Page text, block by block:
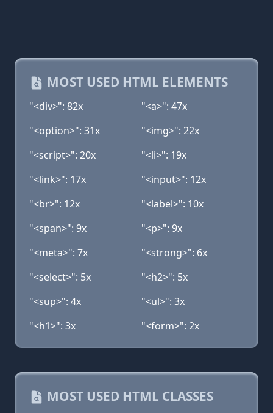
MOST USED HTML ELEMENTS
"<div>": 82x
"<a>": 47x
"<option>": 31x
"<img>": 22x
"<script>": 20x
"<li>": 19x
"<link>": 17x
"<input>": 12x
"<br>": 12x
"<label>": 10x
"<span>": 9x
"<p>": 9x
"<meta>": 7x
"<strong>": 6x
"<select>": 5x
"<h2>": 5x
"<sup>": 4x
"<ul>": 3x
"<h1>": 3x
"<form>": 2x
MOST USED HTML CLASSES